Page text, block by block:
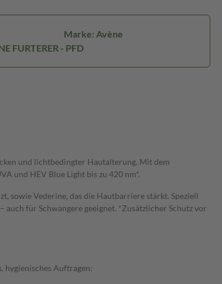
Marke: Avène
FURTERER - PFD
und lichtbedingter Hautalterung. Mit dem
und HEV Blue Light bis zu 420 nm*.
sowie Vederine, das die Hautbarriere stärkt. Speziell
für Schwangere geeignet. *Zusätzlicher Schutz vor
hygienisches Auftragen: